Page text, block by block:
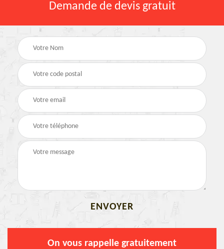
Demande de devis gratuit
On vous rappelle gratuitement